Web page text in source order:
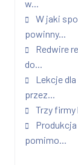
w...
W jaki
powinny...
Redwire
do...
Lekcje
przez...
Trzy firmy
pomimo...